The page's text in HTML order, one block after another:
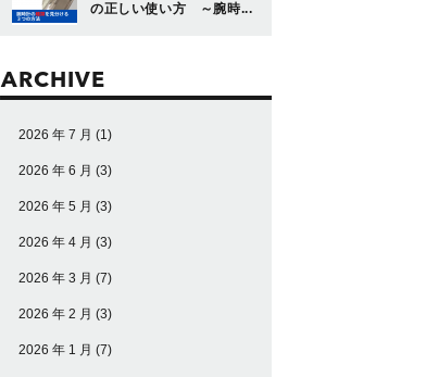
の正しい使い方 ～腕時...
ARCHIVE
2026 年 7 月 (1)
2026 年 6 月 (3)
2026 年 5 月 (3)
2026 年 4 月 (3)
2026 年 3 月 (7)
2026 年 2 月 (3)
2026 年 1 月 (7)